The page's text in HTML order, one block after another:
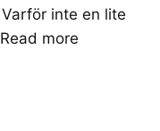
inte en lite
Read more